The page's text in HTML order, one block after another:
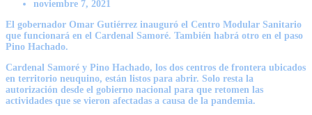
noviembre 7, 2021
El gobernador Omar Gutiérrez inauguró el Centro Modular Sanitario
que funcionará en el Cardenal Samoré. También habrá otro en el paso
Pino Hachado.
Cardenal Samoré y Pino Hachado, los dos centros de frontera ubicados
en territorio neuquino, están listos para abrir. Solo resta la
autorización desde el gobierno nacional para que retomen las
actividades que se vieron afectadas a causa de la pandemia.